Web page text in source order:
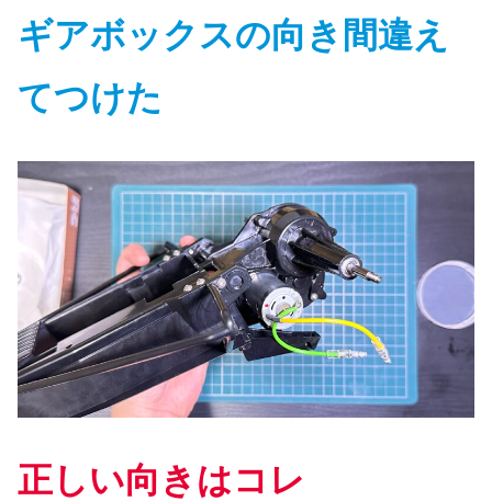
ギアボックスの向き間違え
てつけた
正しい向きはコレ